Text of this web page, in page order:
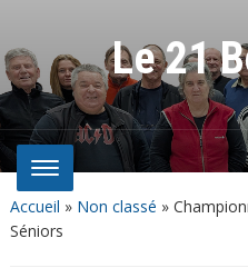
Le 21
Accueil » Non classé »
Séniors